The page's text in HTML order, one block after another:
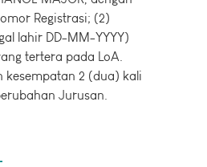
Registrasi; (2)
lahir DD-MM-YYYY)
tertera pada LoA.
kesempatan 2 (dua) kali
Jurusan.